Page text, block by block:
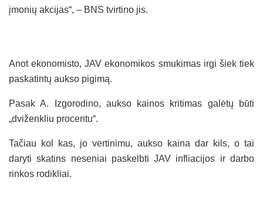
įmonių akcijas“, – BNS tvirtino jis.
Anot ekonomisto, JAV ekonomikos smukimas irgi šiek tiek
paskatintų aukso pigimą.
Pasak A. Izgorodino, aukso kainos kritimas galėtų būti
„dviženkliu procentu“.
Tačiau kol kas, jo vertinimu, aukso kaina dar kils, o tai
daryti skatins neseniai paskelbti JAV infliacijos ir darbo
rinkos rodikliai.